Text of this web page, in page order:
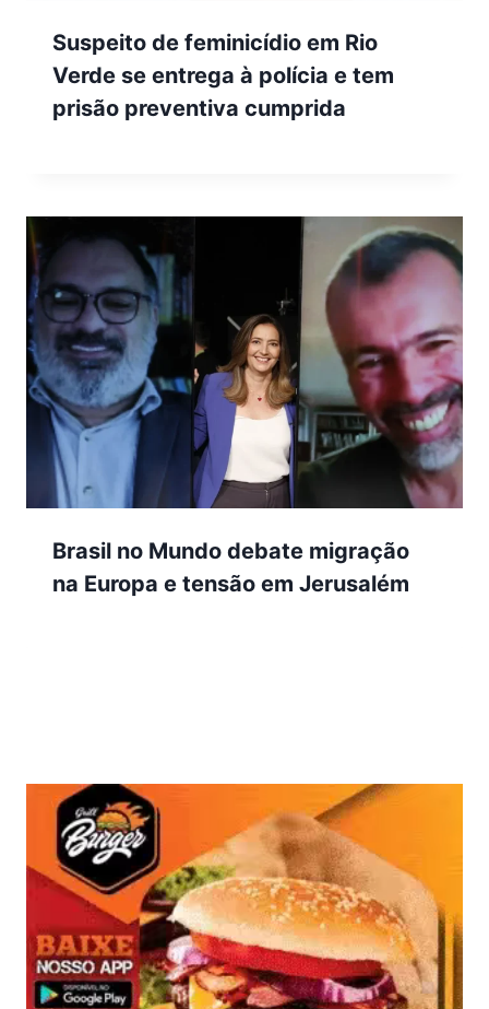
Suspeito de feminicídio em Rio
Verde se entrega à polícia e tem
prisão preventiva cumprida
Brasil no Mundo debate migração
na Europa e tensão em Jerusalém